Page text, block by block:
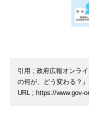
引用 ; 政府広報オンラ
の何が、どう変わる？
URL ; https://www.gov-